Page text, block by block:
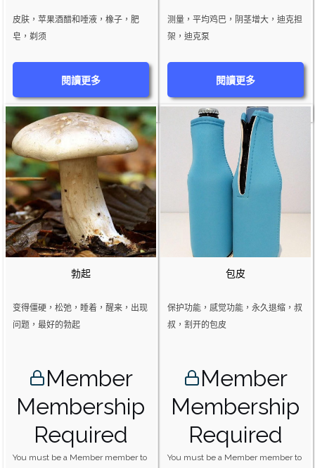
皮肤，苹果酒醋和唾液，橡子，肥
皂，剃须
閱讀更多
测量，平均鸡巴，阴茎增大，迪克担
架，迪克泵
閱讀更多
勃起
变得僵硬，松弛，睡着，醒来，出现
问题，最好的勃起
Member
Membership
Required
You must be a Member member to
包皮
保护功能，感觉功能，永久退缩，叔
叔，割开的包皮
Member
Membership
Required
You must be a Member member to